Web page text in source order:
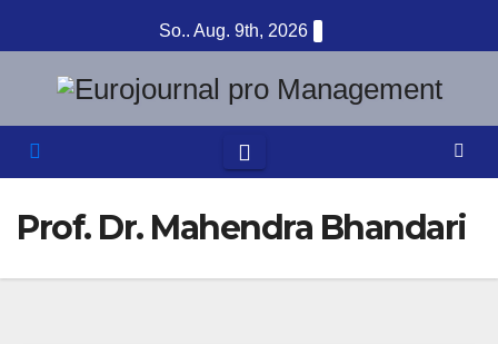
Inhalt
springen
So.. Aug. 9th, 2026
Prof. Dr. Mahendra Bhandari